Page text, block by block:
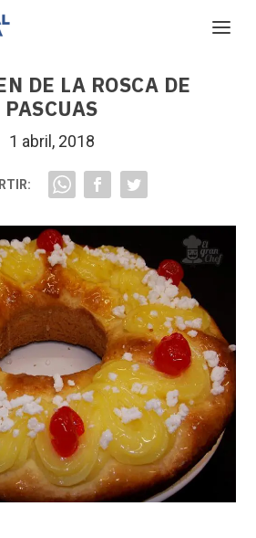
DE LA ROSCA DE
PASCUAS
1 abril, 2018